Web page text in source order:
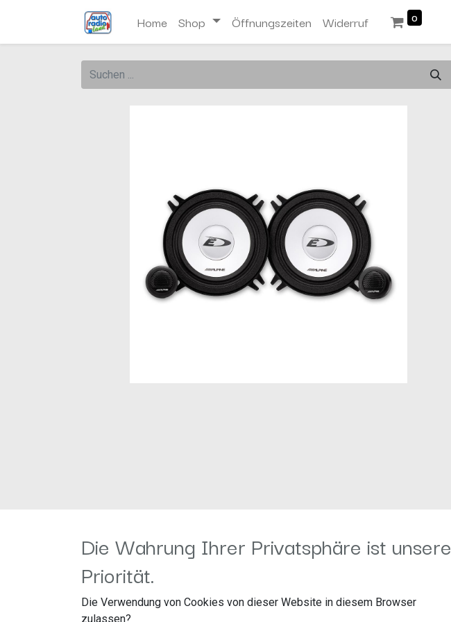
Home Shop Öffnungszeiten Widerruf 0
Features
Spitzenbelastbarkeit: 250W
Frequenzgang: 60Hz-20kHz
Neodym Magnet
Mylar-Titanium Hochtöner
Die Wahrung Ihrer Privatsphäre ist unsere
Priorität.
Die Verwendung von Cookies von dieser Website in diesem Browser
zulassen?